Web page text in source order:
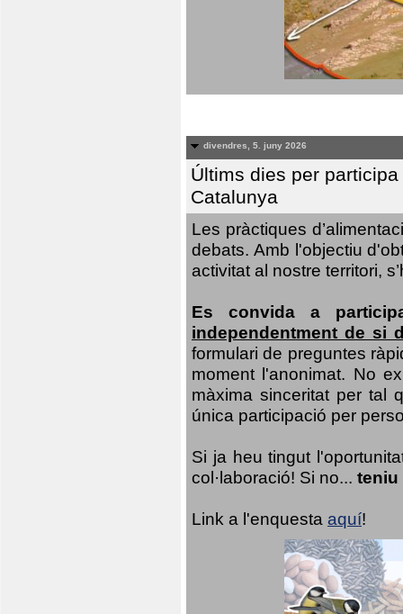
divendres, 5. juny 2026
Últims dies per
Catalunya
Les pràctiques
debats. Amb l'objectiu
activitat al nostre territori,
Es convida a
independentment de si
formulari de preguntes
moment l'anonimat. No
màxima sinceritat per tal
única participació per
Si ja heu tingut
col·laboració! Si no... teniu
Link a l'enquesta aquí!